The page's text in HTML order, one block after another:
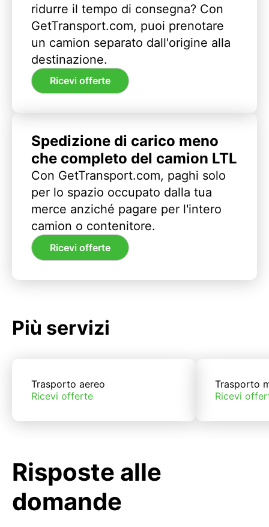
ridurre il tempo di consegna? Con
GetTransport.com, puoi prenotare
un camion separato dall'origine alla
destinazione.
Ricevi offerte
Spedizione di carico meno
che completo del camion LTL
Con GetTransport.com, paghi solo
per lo spazio occupato dalla tua
merce anziché pagare per l'intero
camion o contenitore.
Ricevi offerte
Più servizi
Trasporto aereo
Ricevi offerte
Trasporto
Ricevi
Risposte alle
domande